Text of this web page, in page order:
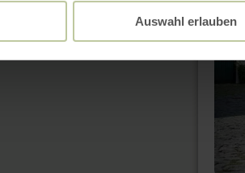
Auswahl erlauben